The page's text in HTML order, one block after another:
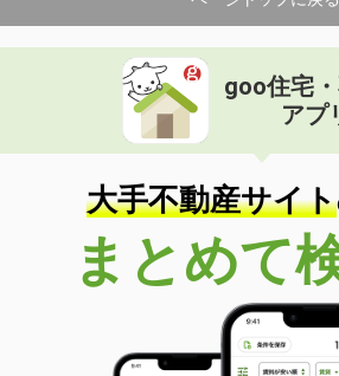
goo住宅
アプ
大手不動産サイト
まとめて